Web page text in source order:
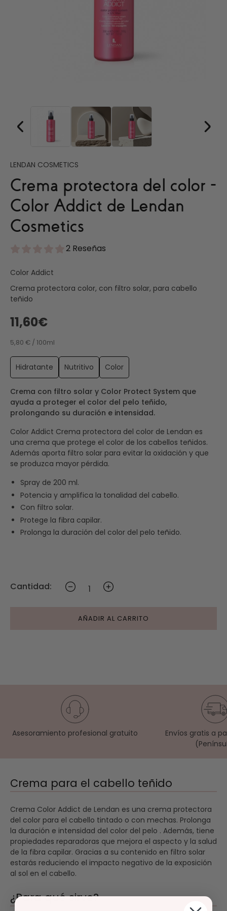
LENDAN COSMETICS
Crema protectora del color -
Color Addict de Lendan
Cosmetics
2 Reseñas
Color Addict
Crema protectora color, con filtro solar, para cabello
teñido
11,60€
5,80 € / 100ml
Hidratante Nutritivo Color
Crema con filtro solar y Color Protect System que
ayuda a proteger el color del pelo teñido,
prolongando su duración e intensidad.
Color Addict Crema protectora del color de Lendan es
una crema que protege el color de los cabellos teñidos.
Además aporta filtro solar para evitar la oxidación y que
se produzca mayor pérdida.
Spray de 200 ml.
Potencia y amplifica la tonalidad del cabello.
Con filtro solar.
Protege la fibra capilar.
Prolonga la duración del color del pelo teñido.
Cantidad:
AÑADIR AL CARRITO
Asesoramiento profesional gratuito
Envíos gratis a
Crema para el cabello teñido
Crema Color Addict de Lendan es una crema protectora
del color para el cabello tintado o con mechas. Prolonga
la duración e intensidad del color del pelo . Además, tiene
propiedades reparadoras que mejora el aspecto y la salud
de la fibra capilar. Gracias a su contenido en filtro solar
estarás reduciendo el impacto negativo de la exposición
al sol en el cabello.
¿Para qué sirve?